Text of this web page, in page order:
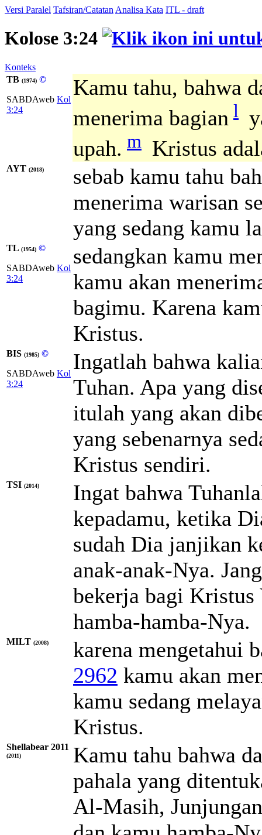
Versi Paralel Tafsiran/Catatan Analisa Kata ITL - draft
Kolose 3:24
Konteks
TB (1974) ©
SABDAweb Kol
3:24
Kamu tahu, bahwa
menerima bagian l
upah. m Kristus
AYT (2018)
sebab kamu tahu
menerima warisan
yang sedang kamu
TL (1954) ©
SABDAweb Kol
3:24
sedangkan kamu
kamu akan
bagimu. Karena
Kristus.
BIS (1985) ©
SABDAweb Kol
3:24
Ingatlah bahwa
Tuhan. Apa yang
itulah yang akan
yang sebenarnya
Kristus sendiri.
TSI (2014)
Ingat bahwa
kepadamu, ketika
sudah Dia janjikan
anak-anak-Nya.
bekerja bagi Kristus
hamba-hamba-Nya.
MILT (2008)
karena mengetahui
2962 kamu akan
kamu sedang
Kristus.
Shellabear 2011
(2011)
Kamu tahu bahwa
pahala yang
Al-Masih,